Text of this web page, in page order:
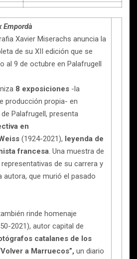
Empordà
Xavier Miserachs anuncia la
de su XII edición que se
al 9 de octubre en Palafrugell
8 exposiciones -la
producción propia- en
Palafrugell, presenta
en
(1924-2021), leyenda de
francesa. Una muestra de
representativas de su carrera y
autora, que murió el pasado
rinde homenaje
2021), autor capital de
catalanes de los
a Marruecos”, un diario